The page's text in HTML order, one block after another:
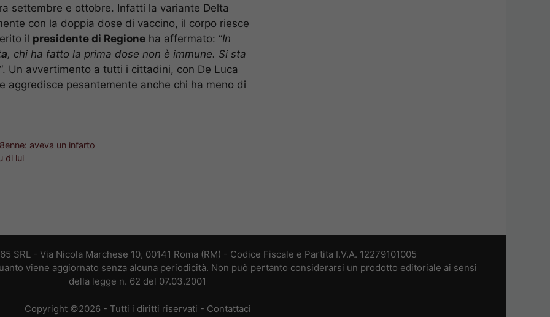
settembre e ottobre. Infatti la variante Delta
con la doppia dose di vaccino, il corpo riesce
il presidente di Regione ha affermato: “In
, chi ha fatto la prima dose non è immune. Si sta
“. Un avvertimento a tutti i cittadini, con De Luca
aggredisce pesantemente anche chi ha meno di
aveva un infarto
di lui
SRL - Via Nicola Marchese 10, 00141 Roma (RM) - Codice Fiscale e Partita I.V.A. 12279101005
viene aggiornato senza alcuna periodicità. Non può pertanto considerarsi un prodotto editoriale ai sensi
della legge n. 62 del 07.03.2001
Copyright ©2026 - Tutti i diritti riservati - Contattaci